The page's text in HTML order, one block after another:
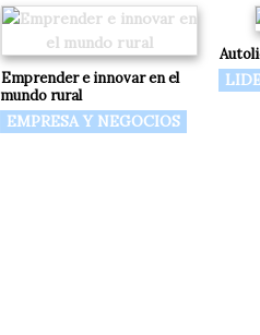
Emprender e innovar en el
mundo rural
EMPRESA Y NEGOCIOS